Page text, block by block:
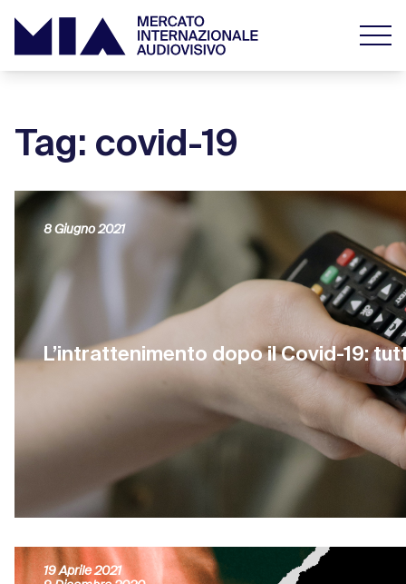
Tag: covid-19
L’intrattenimento dopo il Covid-19:
8 Giugno 2021
19 Aprile 2021